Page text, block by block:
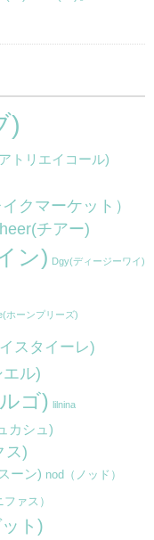
)
トリエイコール)
クマーケット）
チアー)
ン) Dgy(ディージーワイ)
ホーンプリーズ)
スタイーレ)
ル)
ゴ) lilnina
カシュ)
ス)
ーン) nod（ノッド）
ァス）
ト)